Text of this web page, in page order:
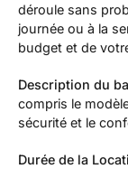
déroule sans
journée ou à la
budget et de
Description du
compris le
sécurité et le
Durée de la